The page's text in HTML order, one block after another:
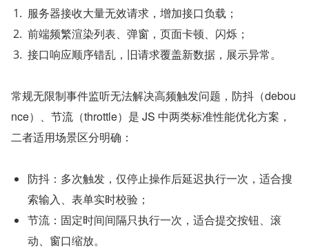
服务器接收大量无效请求，增加接口负载；
前端频繁渲染列表、弹窗，页面卡顿、闪烁；
接口响应顺序错乱，旧请求覆盖新数据，展示异常。
常规无限制事件监听无法解决高频触发问题，防抖（debou
nce）、节流（throttle）是 JS 中两类标准性能优化方案，
二者适用场景区分明确：
防抖：多次触发，仅停止操作后延迟执行一次，适合搜
索输入、表单实时校验；
节流：固定时间间隔只执行一次，适合提交按钮、滚
动、窗口缩放。